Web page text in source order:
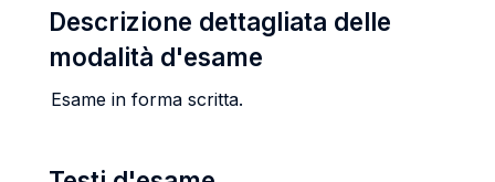
Descrizione dettagliata delle
modalità d'esame
Esame in forma scritta.